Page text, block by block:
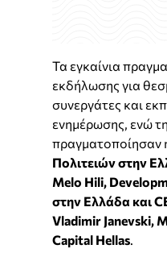
Τα εγκαίνια
εκδήλωσης για
συνεργάτες και
ενημέρωσης, ενώ
πραγματοποίησαν
Πολιτειών στην
Melo Hili,
στην Ελλάδα και
Vladimir Janevski,
Capital Hellas.